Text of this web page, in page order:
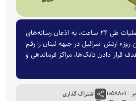
حزب‌الله با اجرای ۲۸ عملیات طی ۲۴ ساعت، به اذعان رسانه‌های
ارتش اسرائیل در جبهه لبنان را رقم
قرار دادن تانک‌ها، مراکز فرماندهی و
اشتراک گذاری